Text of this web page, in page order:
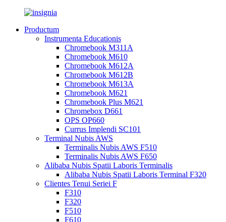
Productum
Instrumenta Educationis
Chromebook M311A
Chromebook M610
Chromebook M612A
Chromebook M612B
Chromebook M613A
Chromebook M621
Chromebook Plus M621
Chromebox D661
OPS OP660
Currus Implendi SC101
Terminal Nubis AWS
Terminalis Nubis AWS F510
Terminalis Nubis AWS F650
Alibaba Nubis Spatii Laboris Terminalis
Alibaba Nubis Spatii Laboris Terminal F320
Clientes Tenui Seriei F
F310
F320
F510
F610